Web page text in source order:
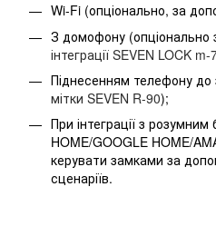
Wi-Fi (опціонально, за
З домофону (опціонально
інтеграції SEVEN LOCK
Піднесенням телефону
мітки SEVEN R-90);
При інтеграції з
HOME/GOOGLE HOME/
керувати замками за
сценаріїв.